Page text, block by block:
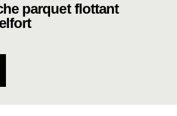
parquet flottant